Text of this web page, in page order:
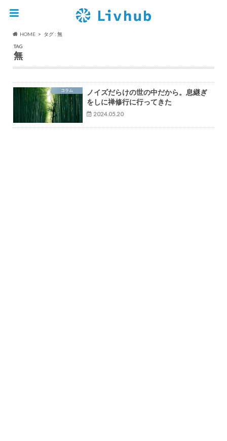
HOME
タグ : 無
TAG
無
コラム
ノイズだらけの世の中だから。息継ぎ
をしに禅修行に行ってきた
2024.05.20